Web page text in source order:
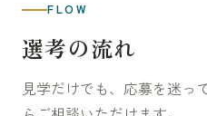
FLOW
選考の流れ
見学だけでも、応募を迷っ